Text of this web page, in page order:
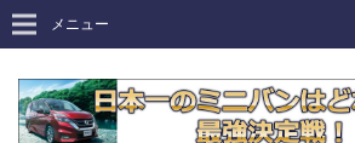
メニュー